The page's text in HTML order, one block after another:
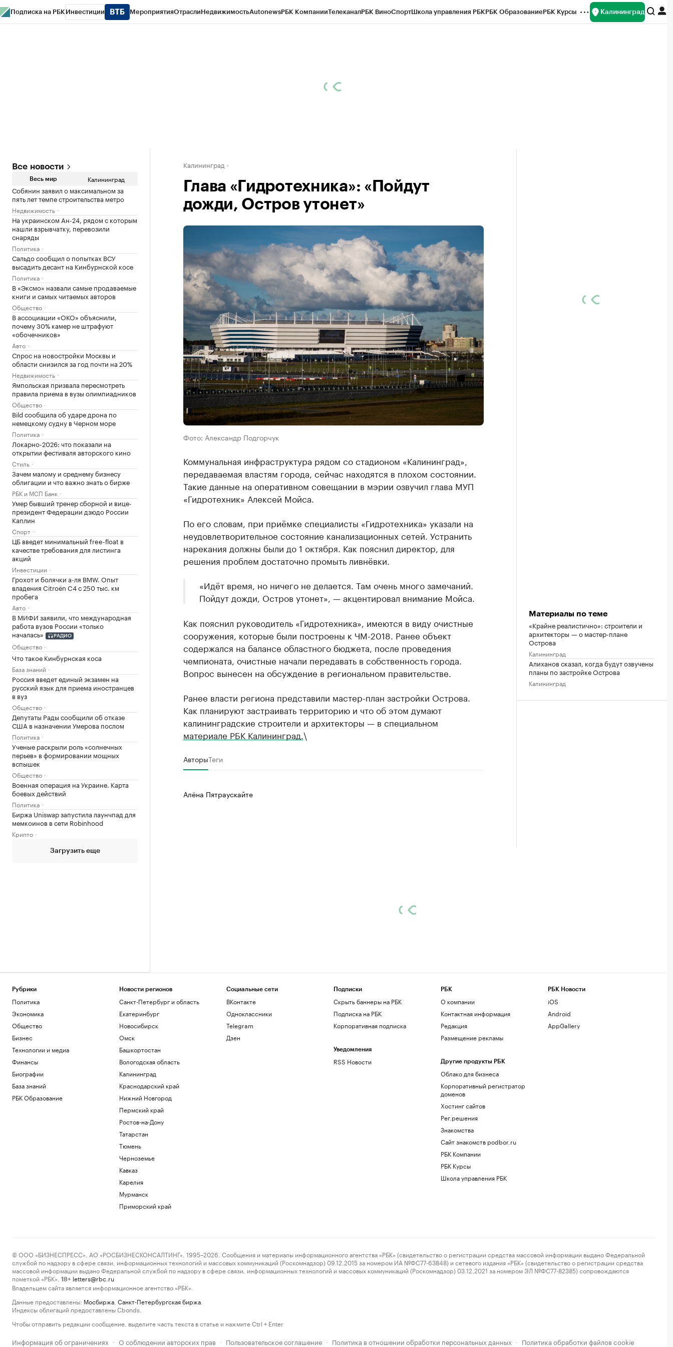
Подписка на РБК Инвестиции МероприятияОтраслиНедвижимостьAutonewsРБК КомпанииТелеканалРБК ВиноСпортШкола управления РБКРБК ОбразованиеРБК Курсы Калининград
Все новости
Весь мир Калининград
Собянин заявил о максимальном за
пять лет темпе строительства метро
Недвижимость
На украинском Ан-24, рядом с которым
нашли взрывчатку, перевозили
снаряды
Политика
Сальдо сообщил о попытках ВСУ
высадить десант на Кинбурнской косе
Политика
В «Эксмо» назвали самые продаваемые
книги и самых читаемых авторов
Общество
В ассоциации «ОКО» объяснили,
почему 30% камер не штрафуют
«обочечников»
Авто
Спрос на новостройки Москвы и
области снизился за год почти на 20%
Недвижимость
Ямпольская призвала пересмотреть
правила приема в вузы олимпиадников
Общество
Bild сообщила об ударе дрона по
немецкому судну в Черном море
Политика
Локарно-2026: что показали на
открытии фестиваля авторского кино
Стиль
Зачем малому и среднему бизнесу
облигации и что важно знать о бирже
РБК и МСП Банк
Умер бывший тренер сборной и вице-
президент Федерации дзюдо России
Каплин
Спорт
ЦБ введет минимальный free-float в
качестве требования для листинга
акций
Инвестиции
Грохот и болячки а-ля BMW. Опыт
владения Citroёn C4 с 250 тыс. км
пробега
Авто
В МИФИ заявили, что международная
работа вузов России «только
началась»
РАДИО
Общество
Что такое Кинбурнская коса
База знаний
Россия введет единый экзамен на
русский язык для приема иностранцев
в вуз
Общество
Депутаты Рады сообщили об отказе
США в назначении Умерова послом
Политика
Ученые раскрыли роль «солнечных
перьев» в формировании мощных
вспышек
Общество
Военная операция на Украине. Карта
боевых действий
Политика
Биржа Uniswap запустила лаунчпад для
мемкоинов в сети Robinhood
Крипто
Загрузить еще
Калининград
Глава «Гидротехника»: «Пойдут
дожди, Остров утонет»
Фото: Александр Подгорчук
Коммунальная инфраструктура рядом со стадионом «Калининград»,
передаваемая властям города, сейчас находятся в плохом состоянии.
Такие данные на оперативном совещании в мэрии озвучил глава МУП
«Гидротехник» Алексей Мойса.
По его словам, при приёмке специалисты «Гидротехника» указали на
неудовлетворительное состояние канализационных сетей. Устранить
нарекания должны были до 1 октября. Как пояснил директор, для
решения проблем достаточно промыть ливнёвки.
«Идёт время, но ничего не делается. Там очень много замечаний.
Пойдут дожди, Остров утонет», — акцентировал внимание Мойса.
Как пояснил руководитель «Гидротехника», имеются в виду очистные
сооружения, которые были построены к ЧМ-2018. Ранее объект
содержался на балансе областного бюджета, после проведения
чемпионата, очистные начали передавать в собственность города.
Вопрос вынесен на обсуждение в региональном правительстве.
Ранее власти региона представили мастер-план застройки Острова.
Как планируют застраивать территорию и что об этом думают
калининградские строители и архитекторы — в специальном
материале РБК Калининград. \
АвторыТеги
Алёна Пятраускайте
Материалы по теме
«Крайне реалистично»: строители и
архитекторы — о мастер-плане
Острова
Калининград
Алиханов сказал, когда будут озвучены
планы по застройке Острова
Калининград
Рубрики
Политика
Экономика
Общество
Бизнес
Технологии и медиа
Финансы
Биографии
База знаний
РБК Образование
Новости регионов
Санкт-Петербург и область
Екатеринбург
Новосибирск
Омск
Башкортостан
Вологодская область
Калининград
Краснодарский край
Нижний Новгород
Пермский край
Ростов-на-Дону
Татарстан
Тюмень
Черноземье
Кавказ
Карелия
Мурманск
Приморский край
Социальные сети
ВКонтакте
Одноклассники
Telegram
Дзен
Подписки
Скрыть баннеры на РБК
Подписка на РБК
Корпоративная подписка
Уведомления
RSS Новости
РБК
О компании
Контактная информация
Редакция
Размещение рекламы
Другие продукты РБК
Облако для бизнеса
Корпоративный регистратор
доменов
Хостинг сайтов
Рег.решения
Знакомства
Сайт знакомств podbor.ru
РБК Компании
РБК Курсы
Школа управления РБК
РБК Новости
iOS
Android
AppGallery
© ООО «БИЗНЕСПРЕСС», АО «РОСБИЗНЕСКОНСАЛТИНГ», 1995–2026. Сообщения и материалы информационного агентства «РБК» (свидетельство о регистрации средства массовой информации выдано Федеральной
службой по надзору в сфере связи, информационных технологий и массовых коммуникаций (Роскомнадзор) 09.12.2015 за номером ИА №ФС77-63848) и сетевого издания «РБК» (свидетельство о регистрации средства
массовой информации выдано Федеральной службой по надзору в сфере связи, информационных технологий и массовых коммуникаций (Роскомнадзор) 03.12.2021 за номером ЭЛ №ФС77-82385) сопровождаются
пометкой «РБК».
18+ letters@rbc.ru
Владельцем сайта является информационное агентство «РБК».
Данные предоставлены: Мосбиржа Санкт-Петербургская биржа
Индексы облигаций предоставлены Cbonds.
Чтобы отправить редакции сообщение, выделите часть текста в статье и нажмите Ctrl + Enter
Информация об ограничениях · О соблюдении авторских прав · Пользовательское соглашение · Политика в отношении обработки персональных данных · Политика обработки файлов cookie